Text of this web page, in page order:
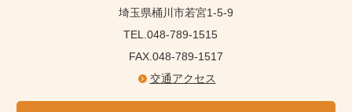
埼玉県桶川市若宮1-5-9
TEL.048-789-1515
FAX.048-789-1517
交通アクセス